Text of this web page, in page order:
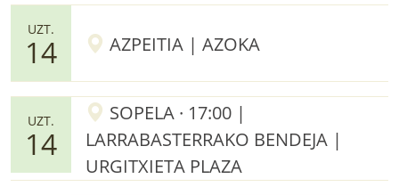
UZT.
14 AZPEITIA | AZOKA
UZT.
14
SOPELA · 17:00 |
LARRABASTERRAKO BENDEJA |
URGITXIETA PLAZA